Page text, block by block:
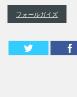
フォールガイズ